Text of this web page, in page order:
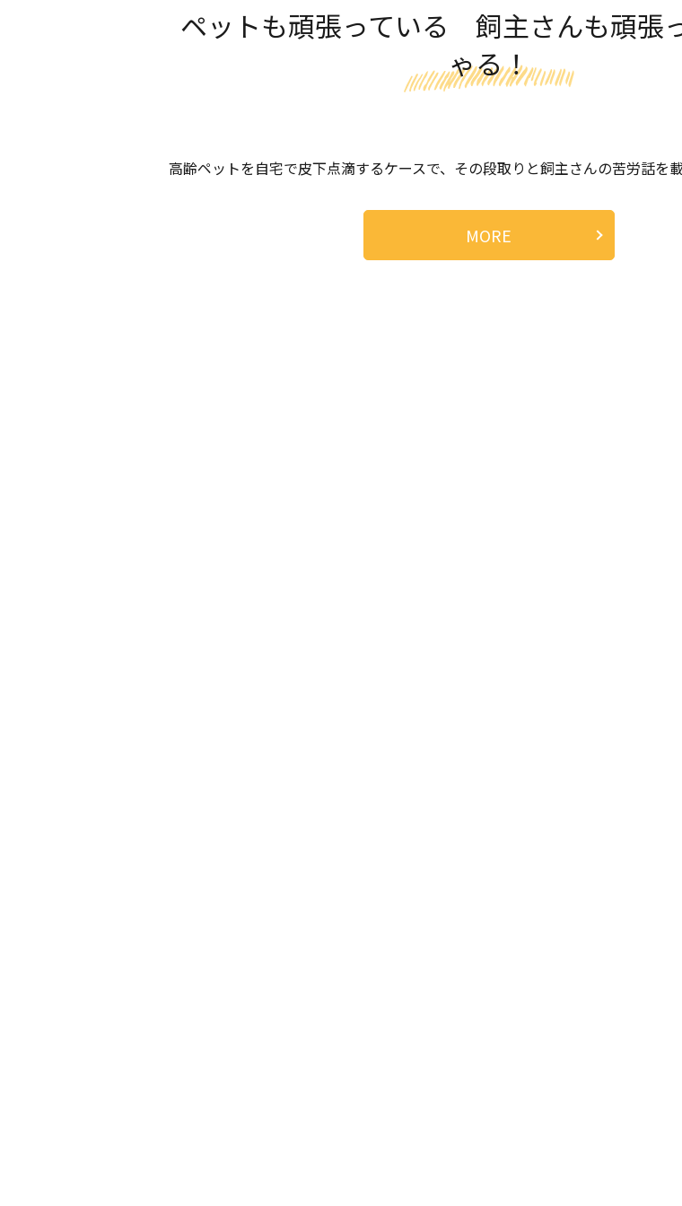
ペットも頑張っている 飼主さんも頑張
ゃる！
高齢ペットを自宅で皮下点滴するケースで、その段取りと飼主さんの苦労話を載
MORE